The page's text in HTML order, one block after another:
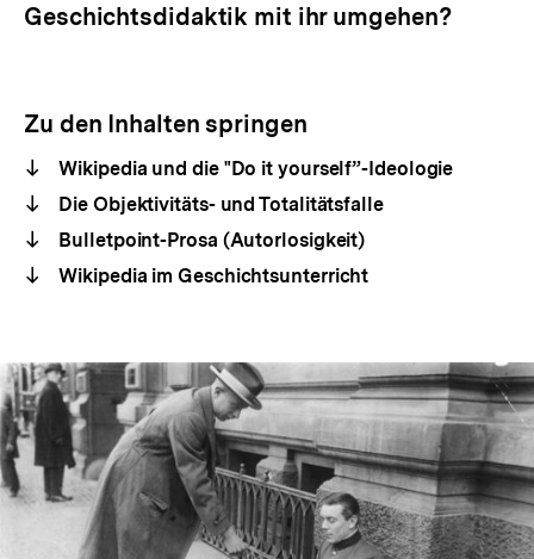
Geschichtsdidaktik mit ihr umgehen?
Zu den Inhalten springen
Wikipedia und die "Do it yourself”-Ideologie
Die Objektivitäts- und Totalitätsfalle
Bulletpoint-Prosa (Autorlosigkeit)
Wikipedia im Geschichtsunterricht